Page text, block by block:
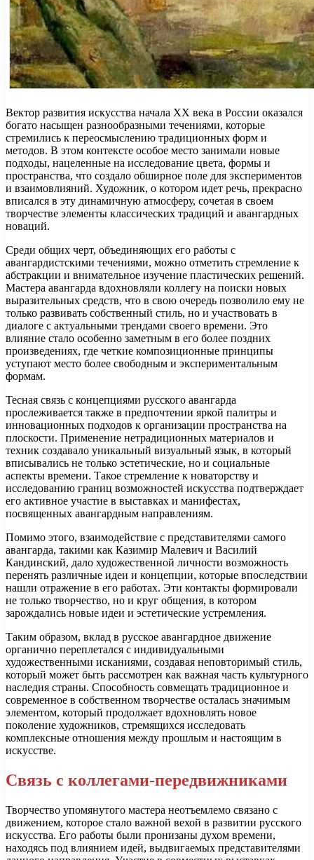
Вектор развития искусства начала XX века в России оказался
богато насыщен разнообразными течениями, которые
стремились к переосмыслению традиционных форм и
методов. В этом контексте особое место занимали новые
подходы, нацеленные на исследование цвета, формы и
пространства, что создало обширное поле для экспериментов
и взаимовлияний. Художник, о котором идет речь, прекрасно
вписался в эту динамичную атмосферу, сочетая в своем
творчестве элементы классических традиций и авангардных
новаций.
Среди общих черт, объединяющих его работы с
авангардистскими течениями, можно отметить стремление к
абстракции и внимательное изучение пластических решений.
Мастера авангарда вдохновляли коллегу на поиски новых
выразительных средств, что в свою очередь позволило ему не
только развивать собственный стиль, но и участвовать в
диалоге с актуальными трендами своего времени. Это
влияние стало особенно заметным в его более поздних
произведениях, где четкие композиционные принципы
уступают место более свободным и экспериментальным
формам.
Тесная связь с концепциями русского авангарда
прослеживается также в предпочтении яркой палитры и
инновационных подходов к организации пространства на
плоскости. Применение нетрадиционных материалов и
техник создавало уникальный визуальный язык, в который
вписывались не только эстетические, но и социальные
аспекты времени. Такое стремление к новаторству и
исследованию границ возможностей искусства подтверждает
его активное участие в выставках и манифестах,
посвященных авангардным направлениям.
Помимо этого, взаимодействие с представителями самого
авангарда, такими как Казимир Малевич и Василий
Кандинский, дало художественной личности возможность
перенять различные идеи и концепции, которые впоследствии
нашли отражение в его работах. Эти контакты формировали
не только творчество, но и круг общения, в котором
зарождались новые идеи и эстетические устремления.
Таким образом, вклад в русское авангардное движение
органично переплетался с индивидуальными
художественными исканиями, создавая неповторимый стиль,
который может быть рассмотрен как важная часть культурного
наследия страны. Способность совмещать традиционное и
современное в собственном творчестве осталась значимым
элементом, который продолжает вдохновлять новое
поколение художников, стремящихся исследовать
комплексные отношения между прошлым и настоящим в
искусстве.
Связь с коллегами-передвижниками
Творчество упомянутого мастера неотъемлемо связано с
движением, которое стало важной вехой в развитии русского
искусства. Его работы были пронизаны духом времени,
находясь под влиянием идей, выдвигаемых представителями